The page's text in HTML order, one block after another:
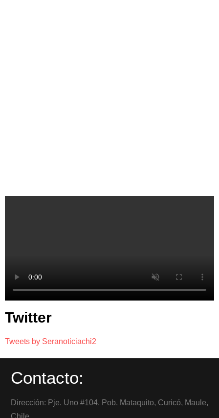
Twitter
Tweets by Seranoticiachi2
Contacto:
Dirección: Pje. Uno #104, Pob. Mataquito, Curicó, Maule,
Chile